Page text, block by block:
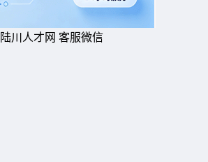
陆川人才网 客服微信